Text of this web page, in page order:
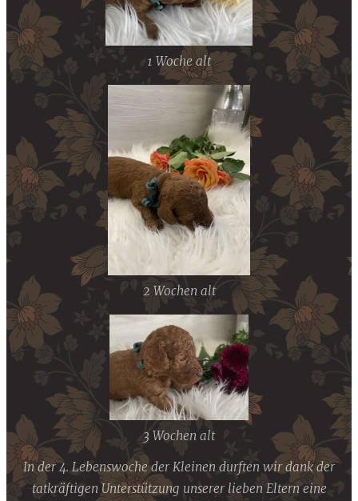
1 Woche alt
2 Wochen alt
3 Wochen alt
In der 4. Lebenswoche der Kleinen durften wir dank der
tatkräftigen Unterstützung unserer lieben Eltern eine